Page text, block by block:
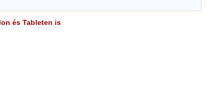
és Tableten is